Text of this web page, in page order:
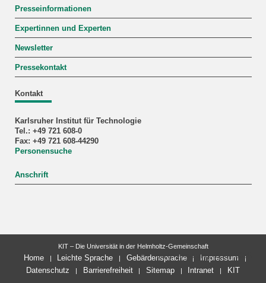
Presseinformationen
Expertinnen und Experten
Newsletter
Pressekontakt
Kontakt
Karlsruher Institut für Technologie
Tel.: +49 721 608-0
Fax: +49 721 608-44290
Personensuche
Anschrift
letzte Änderung: 22.07.2026
KIT – Die Universität in der Helmholtz-Gemeinschaft
Home Leichte Sprache Gebärdensprache
Impressum
Datenschutz
Barrierefreiheit Sitemap Intranet KIT